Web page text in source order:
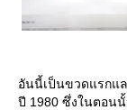
อันนี้เป็นขวดแรกแล
ปี 1980 ซึ่งในตอน